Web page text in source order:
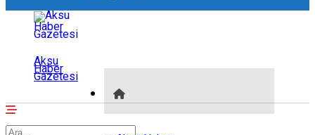
Aksu
Haber
Gazetesi